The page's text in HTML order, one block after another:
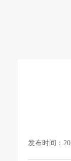
发布时间：